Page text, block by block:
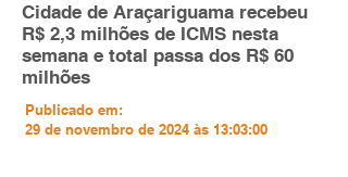
Cidade de Araçariguama recebeu
R$ 2,3 milhões de ICMS nesta
semana e total passa dos R$ 60
milhões
Publicado em:
29 de novembro de 2024 às 13:03:00